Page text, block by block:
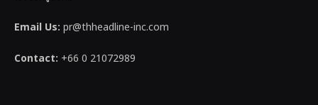
Email Us: pr@thheadline-inc.com
Contact: +66 0 21072989